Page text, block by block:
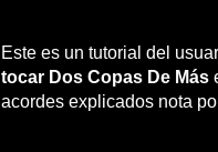
Este es un tutorial del
tocar Dos Copas De Más
acordes explicados nota